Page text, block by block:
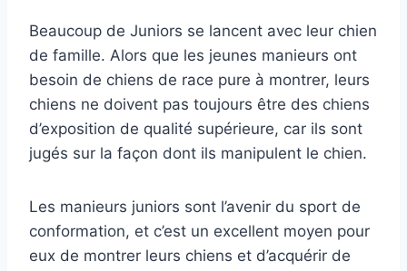
Beaucoup de Juniors se lancent avec leur chien
de famille. Alors que les jeunes manieurs ont
besoin de chiens de race pure à montrer, leurs
chiens ne doivent pas toujours être des chiens
d’exposition de qualité supérieure, car ils sont
jugés sur la façon dont ils manipulent le chien.
Les manieurs juniors sont l’avenir du sport de
conformation, et c’est un excellent moyen pour
eux de montrer leurs chiens et d’acquérir de